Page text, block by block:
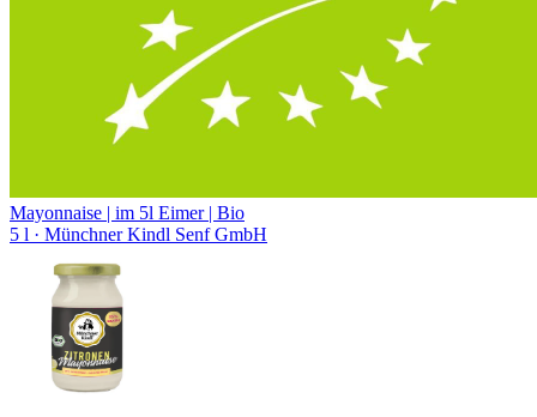
Mayonnaise | im 5l Eimer | Bio
5 l · Münchner Kindl Senf GmbH